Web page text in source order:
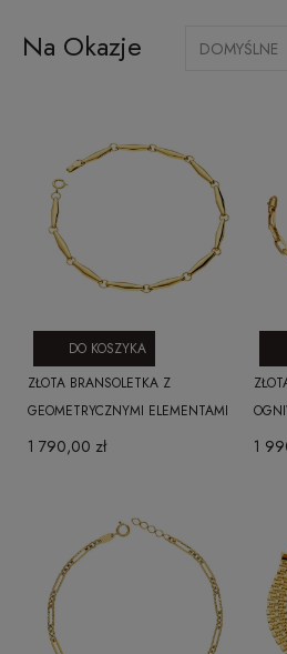
Na Okazje
ZŁOTA BRANSOLETKA Z
GEOMETRYCZNYMI ELEMENTAMI
1 790,00 zł
DO KOSZYKA
1